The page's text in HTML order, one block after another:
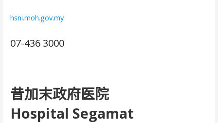
hsni.moh.gov.my
07-436 3000
昔加末政府医院
Hospital Segamat